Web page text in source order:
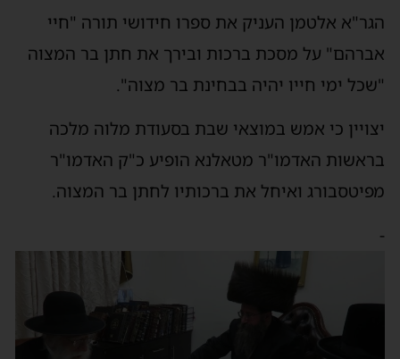
הגר"א אלטמן העניק את ספרו חידושי תורה "חיי
אברהם" על מסכת ברכות ובירך את חתן בר המצוה
"שכל ימי חייו יהיה בבחינת בר מצוה".
יצויין כי אמש במוצאי שבת בסעודת מלוה מלכה
בראשות האדמו"ר מטאלנא הופיע כ"ק האדמו"ר
מפיטסבורג ואיחל את ברכותיו לחתן בר המצוה.
-